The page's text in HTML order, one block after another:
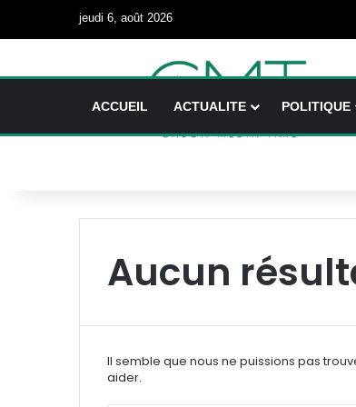
jeudi 6, août 2026
ACCUEIL ACTUALITE POLITIQUE
Aucun
Il semble que nous ne puissions pas
aider.